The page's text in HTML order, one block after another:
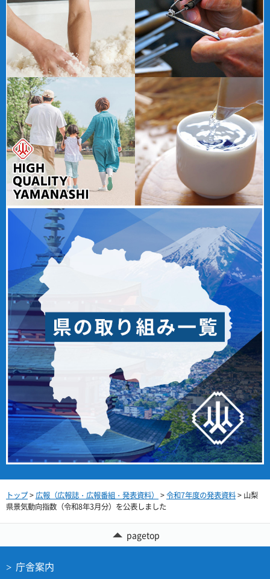
トップ> 広報（広報誌・広報番組・発表資料） >令和7年度の発表資料> 山梨
県景気動向指数（令和8年3月分）を公表しました
pagetop
庁舎案内